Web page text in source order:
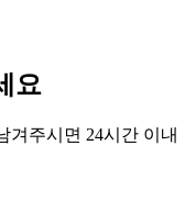
요
겨주시면 24시간 이내